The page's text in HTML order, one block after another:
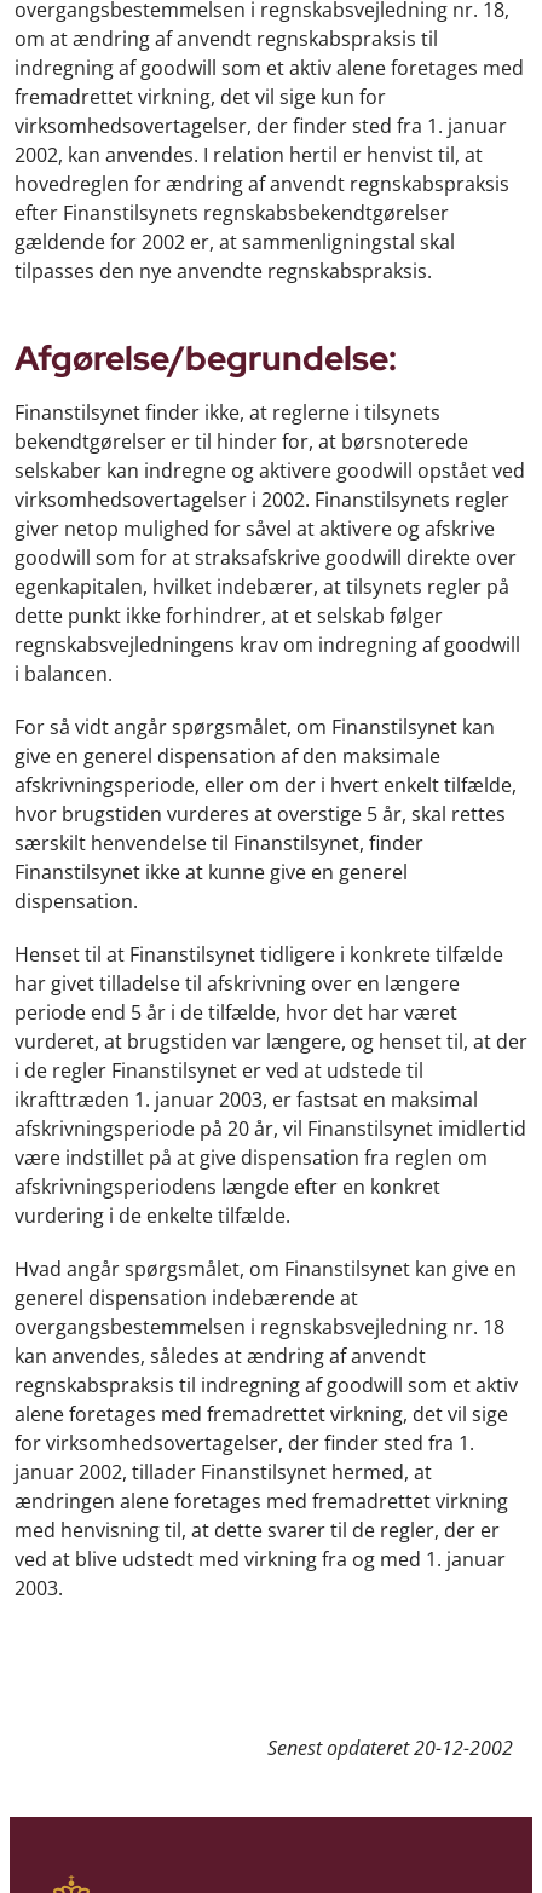
overgangsbestemmelsen i regnskabsvejledning nr. 18,
om at ændring af anvendt regnskabspraksis til
indregning af goodwill som et aktiv alene foretages med
fremadrettet virkning, det vil sige kun for
virksomhedsovertagelser, der finder sted fra 1. januar
2002, kan anvendes. I relation hertil er henvist til, at
hovedreglen for ændring af anvendt regnskabspraksis
efter Finanstilsynets regnskabsbekendtgørelser
gældende for 2002 er, at sammenligningstal skal
tilpasses den nye anvendte regnskabspraksis.
Afgørelse/begrundelse:
Finanstilsynet finder ikke, at reglerne i tilsynets
bekendtgørelser er til hinder for, at børsnoterede
selskaber kan indregne og aktivere goodwill opstået ved
virksomhedsovertagelser i 2002. Finanstilsynets regler
giver netop mulighed for såvel at aktivere og afskrive
goodwill som for at straksafskrive goodwill direkte over
egenkapitalen, hvilket indebærer, at tilsynets regler på
dette punkt ikke forhindrer, at et selskab følger
regnskabsvejledningens krav om indregning af goodwill
i balancen.
For så vidt angår spørgsmålet, om Finanstilsynet kan
give en generel dispensation af den maksimale
afskrivningsperiode, eller om der i hvert enkelt tilfælde,
hvor brugstiden vurderes at overstige 5 år, skal rettes
særskilt henvendelse til Finanstilsynet, finder
Finanstilsynet ikke at kunne give en generel
dispensation.
Henset til at Finanstilsynet tidligere i konkrete tilfælde
har givet tilladelse til afskrivning over en længere
periode end 5 år i de tilfælde, hvor det har været
vurderet, at brugstiden var længere, og henset til, at der
i de regler Finanstilsynet er ved at udstede til
ikrafttræden 1. januar 2003, er fastsat en maksimal
afskrivningsperiode på 20 år, vil Finanstilsynet imidlertid
være indstillet på at give dispensation fra reglen om
afskrivningsperiodens længde efter en konkret
vurdering i de enkelte tilfælde.
Hvad angår spørgsmålet, om Finanstilsynet kan give en
generel dispensation indebærende at
overgangsbestemmelsen i regnskabsvejledning nr. 18
kan anvendes, således at ændring af anvendt
regnskabspraksis til indregning af goodwill som et aktiv
alene foretages med fremadrettet virkning, det vil sige
for virksomhedsovertagelser, der finder sted fra 1.
januar 2002, tillader Finanstilsynet hermed, at
ændringen alene foretages med fremadrettet virkning
med henvisning til, at dette svarer til de regler, der er
ved at blive udstedt med virkning fra og med 1. januar
2003.
Senest opdateret20-12-2002